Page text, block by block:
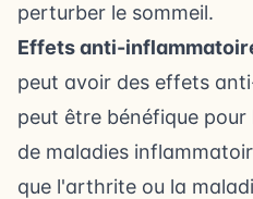
perturber le sommeil.
Effets anti-
peut avoir des effets
peut être bénéfique
de maladies
que l'arthrite ou la